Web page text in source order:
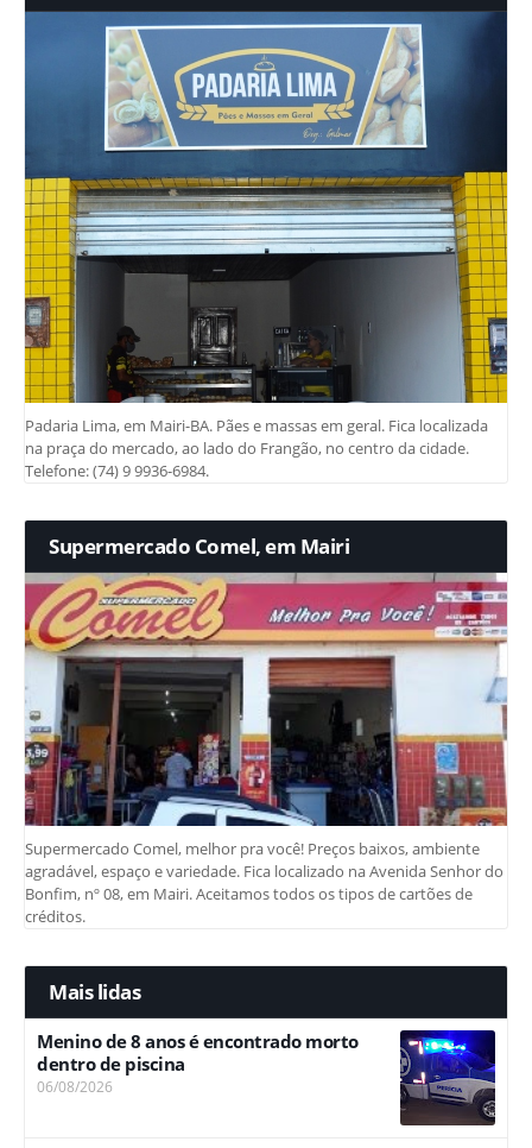
Padaria Lima, em Mairi-BA. Pães e massas em geral. Fica localizada
na praça do mercado, ao lado do Frangão, no centro da cidade.
Telefone: (74) 9 9936-6984.
Supermercado Comel, em Mairi
Supermercado Comel, melhor pra você! Preços baixos, ambiente
agradável, espaço e variedade. Fica localizado na Avenida Senhor do
Bonfim, nº 08, em Mairi. Aceitamos todos os tipos de cartões de
créditos.
Mais lidas
Menino de 8 anos é encontrado morto
dentro de piscina
06/08/2026